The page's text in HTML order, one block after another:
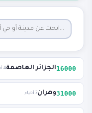
16000الجزائر العاصمة4 أحياء
31000وهران3 أحياء